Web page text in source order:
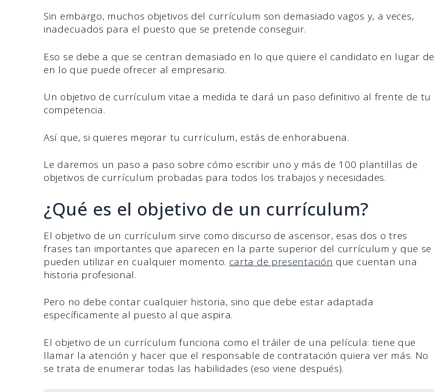
Sin embargo, muchos objetivos del currículum son demasiado vagos y, a veces,
inadecuados para el puesto que se pretende conseguir.
Eso se debe a que se centran demasiado en lo que quiere el candidato en lugar de
en lo que puede ofrecer al empresario.
Un objetivo de currículum vitae a medida te dará un paso definitivo al frente de tu
competencia.
Así que, si quieres mejorar tu currículum, estás de enhorabuena.
Le daremos un paso a paso sobre cómo escribir uno y más de 100 plantillas de
objetivos de currículum probadas para todos los trabajos y necesidades.
¿Qué es el objetivo de un currículum?
El objetivo de un currículum sirve como discurso de ascensor, esas dos o tres
frases tan importantes que aparecen en la parte superior del currículum y que se
pueden utilizar en cualquier momento. carta de presentación que cuentan una
historia profesional.
Pero no debe contar cualquier historia, sino que debe estar adaptada
específicamente al puesto al que aspira.
El objetivo de un currículum funciona como el tráiler de una película: tiene que
llamar la atención y hacer que el responsable de contratación quiera ver más. No
se trata de enumerar todas las habilidades (eso viene después).